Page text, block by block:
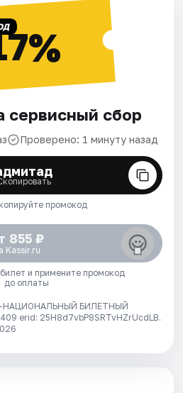
сервисный сбор
Проверено: 1 минуту назад
промокод
855 ₽
Kassir.ru
и примените промокод
до оплаты
НАЦИОНАЛЬНЫЙ БИЛЕТНЫЙ
erid: 25H8d7vbP8SRTvHZrUcdLB.